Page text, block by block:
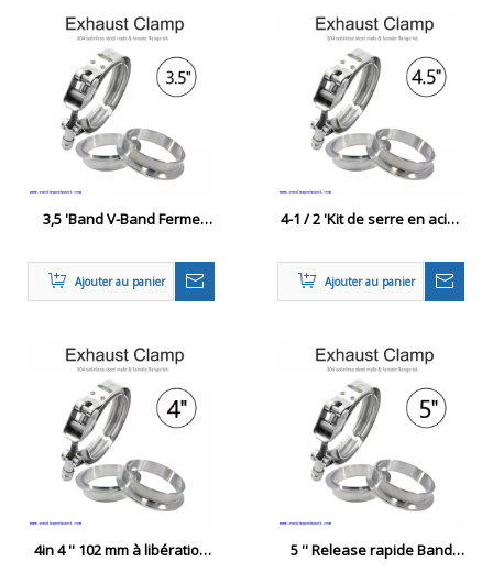
3,5 'Band V-Band Ferme
Fange Turbo Downpipe
Acier inoxydable
Ajouter au panier
4-1 / 2 'Kit de serre en acier
en acier inoxydable
Ajouter au panier
4in 4 '' 102 mm à libération
5 '' Release rapide Band